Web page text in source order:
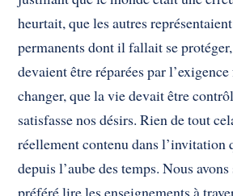
heurtait, que les autres
permanents dont il fallait se
devaient être réparées par
changer, que la vie devait être
satisfasse nos désirs. Rien de tout
réellement contenu dans l’invitation
depuis l’aube des temps. Nous
préféré lire les enseignements à